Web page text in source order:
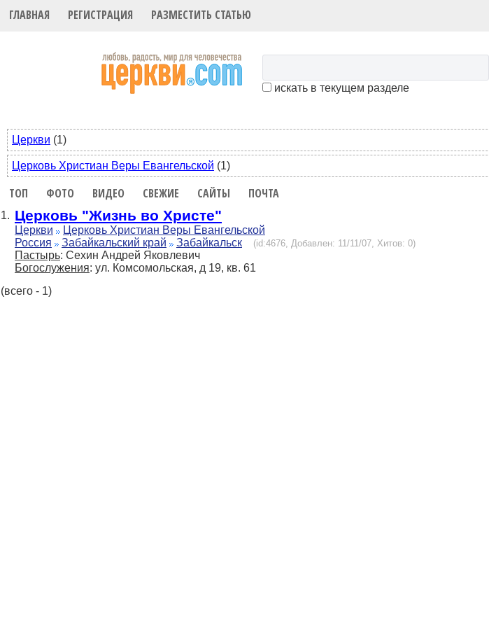
ГЛАВНАЯ РЕГИСТРАЦИЯ РАЗМЕСТИТЬ СТАТЬЮ
искать в текущем разделе
Церкви (1)
Церковь Христиан Веры Евангельской (1)
ТОП ФОТО ВИДЕО СВЕЖИЕ САЙТЫ ПОЧТА
1. Церковь "Жизнь во Христе"
Церкви
Церковь Христиан Веры Евангельской
Россия
Забайкальский край Забайкальск (id:4676, Добавлен: 11/11/07, Хитов: 0)
Пастырь: Сехин Андрей Яковлевич
Богослужения: ул. Комсомольская, д 19, кв. 61
(всего - 1)